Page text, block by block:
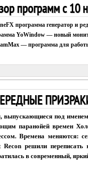
программ с 10
программа генератор и
YoWindow — новый
— программа для
выпускающиеся под
паранойей времен
Времена меняются:
Recon решили
в современный,